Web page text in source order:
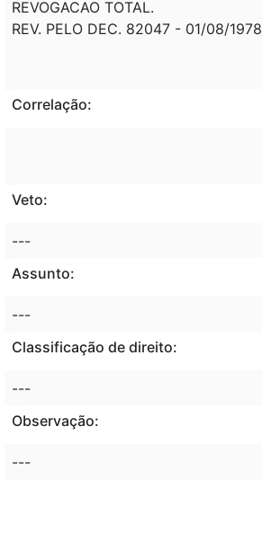
REVOGACAO TOTAL.
REV. PELO DEC. 82047 - 01/08/1978
Correlação:
Veto:
---
Assunto:
---
Classificação de direito:
---
Observação:
---